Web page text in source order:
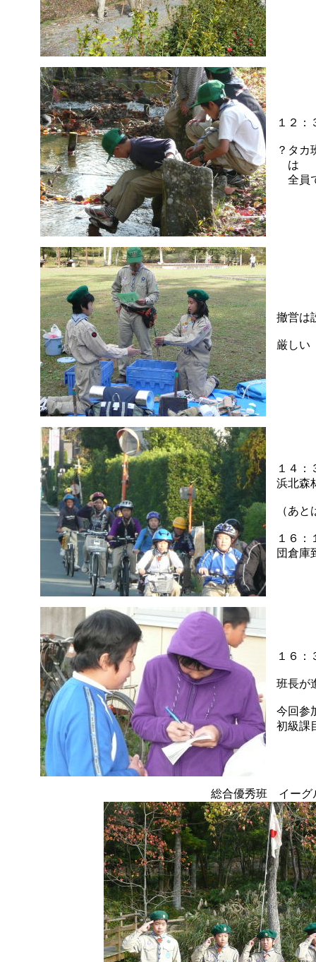
１２
？タ
は
全員
撤営は
厳し
１４：
浜北森
（あ
１６：
団倉庫
１６：
班長が
今回参
初級課
総合優秀班 イーグ